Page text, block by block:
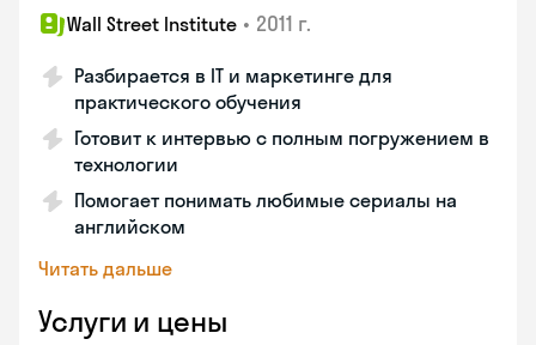
Wall Street Institute • 2011 г.
Разбирается в IT и маркетинге для
практического обучения
Готовит к интервью с полным погружением в
технологии
Помогает понимать любимые сериалы на
английском
Читать дальше
Услуги и цены